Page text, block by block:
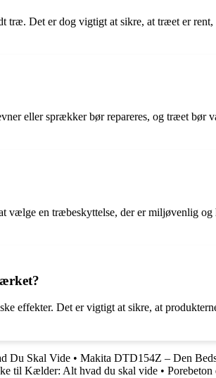
Det er dog vigtigt at sikre, at træet er
eller sprækker bør repareres, og træet bør
en træbeskyttelse, der er miljøvenlig
effekter. Det er vigtigt at sikre, at
Du Skal Vide • Makita DTD154Z – Den
til Kælder: Alt hvad du skal vide •